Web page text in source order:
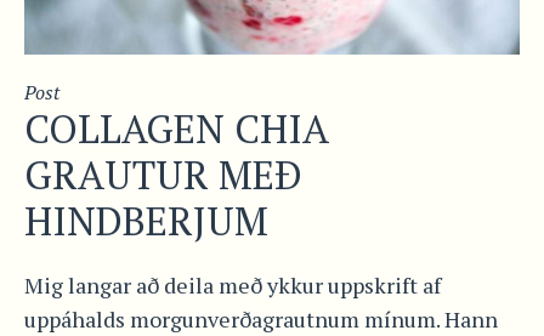
Post
COLLAGEN CHIA
GRAUTUR MEÐ
HINDBERJUM
Mig langar að deila með ykkur uppskrift af
uppáhalds morgunverðagrautnum mínum. Hann